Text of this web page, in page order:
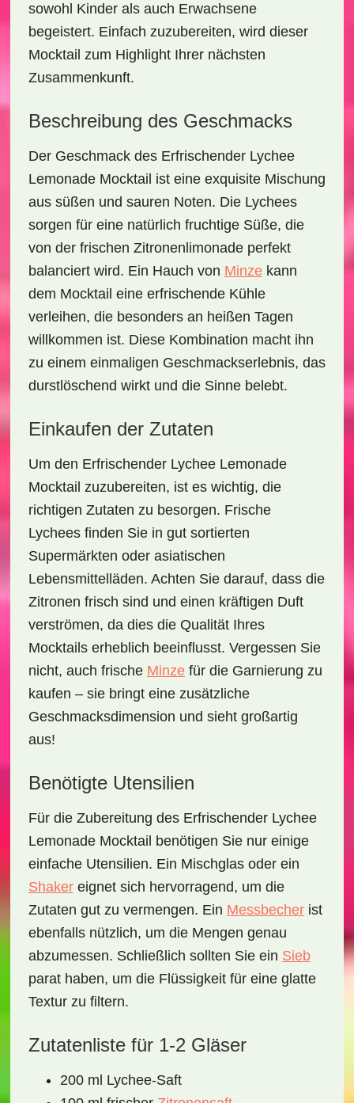
sowohl Kinder als auch Erwachsene
begeistert. Einfach zuzubereiten, wird dieser
Mocktail zum Highlight Ihrer nächsten
Zusammenkunft.
Beschreibung des Geschmacks
Der Geschmack des Erfrischender Lychee
Lemonade Mocktail ist eine exquisite Mischung
aus süßen und sauren Noten. Die Lychees
sorgen für eine natürlich fruchtige Süße, die
von der frischen Zitronenlimonadeperfekt
balanciert wird. Ein Hauch von Minzekann
dem Mocktail eine erfrischende Kühle
verleihen, die besonders an heißen Tagen
willkommen ist. Diese Kombination macht ihn
zu einem einmaligen Geschmackserlebnis, das
durstlöschend wirkt und die Sinne belebt.
Einkaufen der Zutaten
Um den Erfrischender Lychee Lemonade
Mocktail zuzubereiten, ist es wichtig, die
richtigen Zutaten zu besorgen. Frische
Lycheesfinden Sie in gut sortierten
Supermärkten oder asiatischen
Lebensmittelläden. Achten Sie darauf, dass die
Zitronen frisch sind und einen kräftigen Duft
verströmen, da dies die Qualität Ihres
Mocktails erheblich beeinflusst. Vergessen Sie
nicht, auch frische Minzefür die Garnierung zu
kaufen – sie bringt eine zusätzliche
Geschmacksdimension und sieht großartig
aus!
Benötigte Utensilien
Für die Zubereitung des Erfrischender Lychee
Lemonade Mocktail benötigen Sie nur einige
einfache Utensilien. Ein Mischglasoder ein
Shakereignet sich hervorragend, um die
Zutaten gut zu vermengen. Ein Messbecherist
ebenfalls nützlich, um die Mengen genau
abzumessen. Schließlich sollten Sie ein Sieb
parat haben, um die Flüssigkeit für eine glatte
Textur zu filtern.
Zutatenliste für 1-2 Gläser
200 ml Lychee-Saft